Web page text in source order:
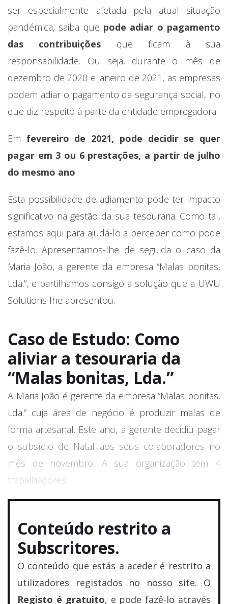
ser especialmente afetada pela atual situação
pandémica, saiba que pode adiar o pagamento
das contribuições que ficam à sua
responsabilidade. Ou seja, durante o mês de
dezembro de 2020 e janeiro de 2021, as empresas
podem adiar o pagamento da segurança social, no
que diz respeito à parte da entidade empregadora.
Em fevereiro de 2021, pode decidir se quer
pagar em 3 ou 6 prestações, a partir de julho
do mesmo ano.
Esta possibilidade de adiamento pode ter impacto
significativo na gestão da sua tesouraria. Como tal,
estamos aqui para ajudá-lo a perceber como pode
fazê-lo. Apresentamos-lhe de seguida o caso da
Maria João, a gerente da empresa “Malas bonitas,
Lda.”, e partilhamos consigo a solução que a UWU
Solutions lhe apresentou.
Caso de Estudo: Como
aliviar a tesouraria da
“Malas bonitas, Lda.”
A Maria João é gerente da empresa “Malas bonitas,
Lda.” cuja área de negócio é produzir malas de
forma artesanal. Este ano, a gerente decidiu pagar
o subsídio de Natal aos seus colaboradores no
mês de novembro. A sua organização tem 4
trabalhadores:
Conteúdo restrito a
Subscritores.
O conteúdo que estás a aceder é restrito a
utilizadores registados no nosso site. O
Registo é gratuito, e pode fazê-lo através